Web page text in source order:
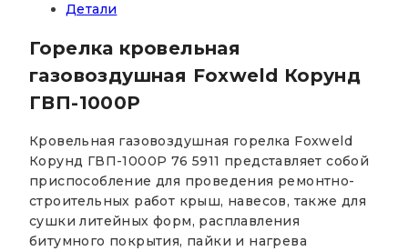
Детали
Горелка кровельная
газовоздушная Foxweld Корунд
ГВП-1000Р
Кровельная газовоздушная горелка Foxweld
Корунд ГВП-1000Р 76 5911 представляет собой
приспособление для проведения ремонтно-
строительных работ крыш, навесов, также для
сушки литейных форм, расплавления
битумного покрытия, пайки и нагрева